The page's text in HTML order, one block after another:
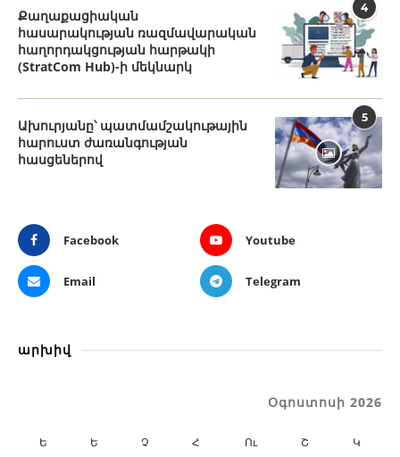
4
Քաղաքացիական
հասարակության ռազմավարական
հաղորդակցության հարթակի
(StratCom Hub)-ի մեկնարկ
5
Ախուրյանը՝ պատմամշակութային
հարուստ ժառանգության
հասցեներով
Facebook Youtube
Email Telegram
արխիվ
Օգոստոսի 2026
Ե Ե Չ Հ Ու Շ Կ